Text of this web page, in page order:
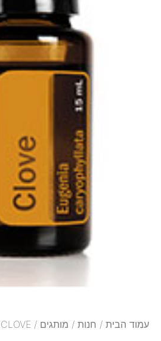
עמוד הבית / חנות / מותגים / CLOVE ציפורן